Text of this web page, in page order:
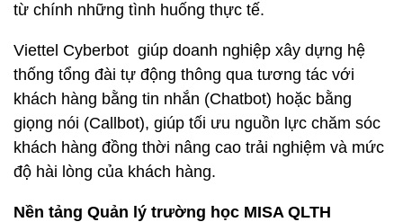
từ chính những tình huống thực tế.
Viettel Cyberbot giúp doanh nghiệp xây dựng hệ
thống tổng đài tự động thông qua tương tác với
khách hàng bằng tin nhắn (Chatbot) hoặc bằng
giọng nói (Callbot), giúp tối ưu nguồn lực chăm sóc
khách hàng đồng thời nâng cao trải nghiệm và mức
độ hài lòng của khách hàng.
Nền tảng Quản lý trường học MISA QLTH